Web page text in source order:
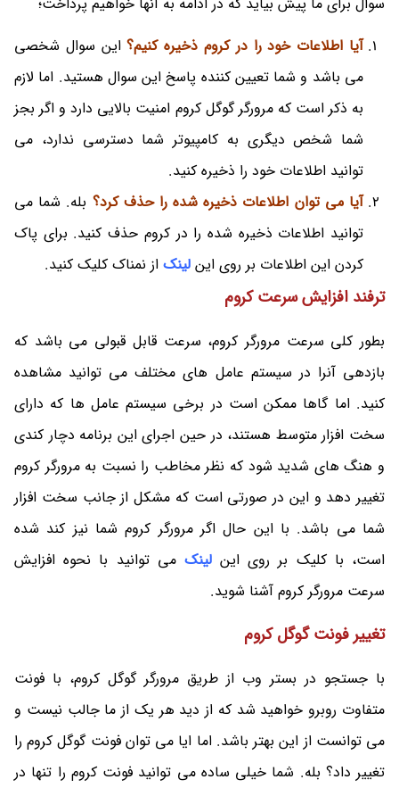
آیا اطلاعات خود را در کروم ذخیره کنیم؟این سوال شخصی
می باشد و شما تعیین کننده پاسخ این سوال هستید. اما لازم
به ذکر است که مرورگر گوگل کروم امنیت بالایی دارد و اگر بجز
شما شخص دیگری به کامپیوتر شما دسترسی ندارد، می
توانید اطلاعات خود را ذخیره کنید.
آیا می توان اطلاعات ذخیره شده را حذف کرد؟ بله. شما می
توانید اطلاعات ذخیره شده را در کروم حذف کنید. برای پاک
کردن این اطلاعات بر روی این لینک از نمناک کلیک کنید.
ترفند افزایش سرعت کروم
بطور کلی سرعت مرورگر کروم، سرعت قابل قبولی می باشد که
بازدهی آنرا در سیستم عامل های مختلف می توانید مشاهده
کنید. اما گاها ممکن است در برخی سیستم عامل ها که دارای
سخت افزار متوسط هستند، در حین اجرای این برنامه دچار کندی
و هنگ های شدید شود که نظر مخاطب را نسبت به مرورگر کروم
تغییر دهد و این در صورتی است که مشکل از جانب سخت افزار
شما می باشد. با این حال اگر مرورگر کروم شما نیز کند شده
است، با کلیک بر روی اینلینک می توانید با نحوه افزایش
سرعت مرورگر کروم آشنا شوید.
تغییر فونت گوگل کروم
با جستجو در بستر وب از طریق مرورگر گوگل کروم، با فونت
متفاوت روبرو خواهید شد که از دید هر یک از ما جالب نیست و
می توانست از این بهتر باشد. اما ایا می توان فونت گوگل کروم را
تغییر داد؟ بله. شما خیلی ساده می توانید فونت کروم را تنها در